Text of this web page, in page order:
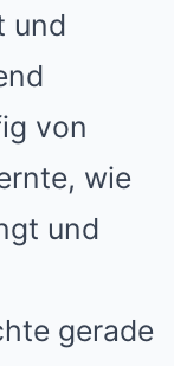
und
von
wie
und
gerade